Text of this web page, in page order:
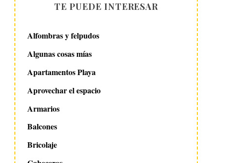
TE PUEDE INTERESAR
Alfombras y felpudos
Algunas cosas mías
Apartamentos Playa
Aprovechar el espacio
Armarios
Balcones
Bricolaje